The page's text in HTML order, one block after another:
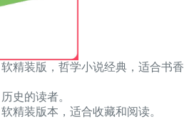
精装版，哲学小说经典，适合书香
史的读者。
精装版本，适合收藏和阅读。